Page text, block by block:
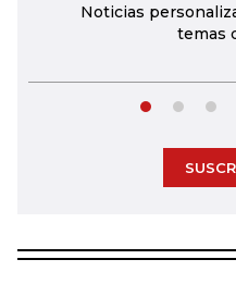
Noticias
temas